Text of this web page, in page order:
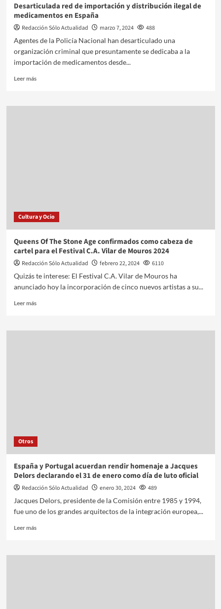
Desarticulada red de importación y distribución ilegal de
medicamentos en España
Redacción Sólo Actualidad marzo 7, 2024
488
Agentes de la Policía Nacional han desarticulado una
organización criminal que presuntamente se dedicaba a la
importación de medicamentos desde...
Leer más
Cultura y Ocio
Queens Of The Stone Age confirmados como cabeza de
cartel para el Festival C.A. Vilar de Mouros 2024
Redacción Sólo Actualidad febrero 22, 2024
6110
Quizás te interese: El Festival C.A. Vilar de Mouros ha
anunciado hoy la incorporación de cinco nuevos artistas a su...
Leer más
Otros
España y Portugal acuerdan rendir homenaje a Jacques
Delors declarando el 31 de enero como día de luto oficial
Redacción Sólo Actualidad enero 30, 2024
489
Jacques Delors, presidente de la Comisión entre 1985 y 1994,
fue uno de los grandes arquitectos de la integración europea,...
Leer más